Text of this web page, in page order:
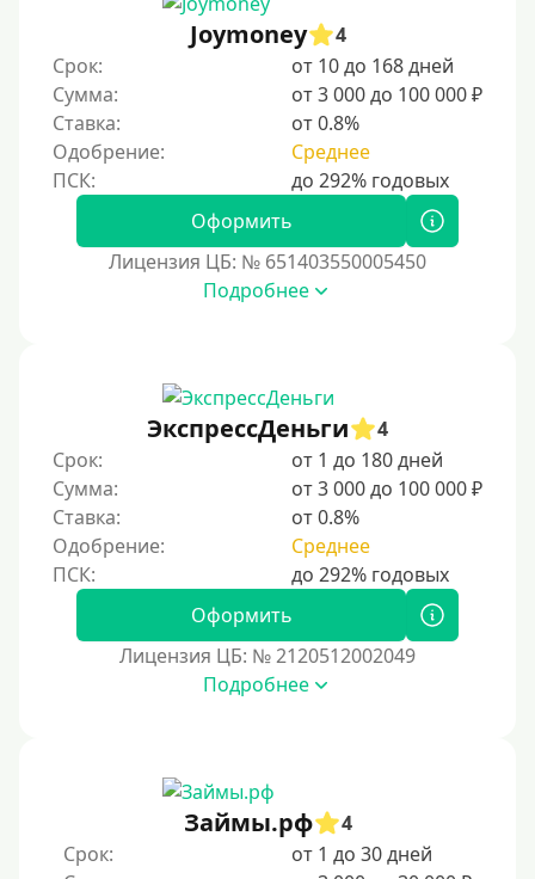
С пролонгацией (продлением)
Под высокий процент
Без комиссии
В рассрочку
С ежемесячным платежом
Бесплатно
Под низкий процент
Без процентов на 30 дней
Под 0 %
Условия
С опцией досрочного погашения
Без страховок и комиссий
Со страховкой
Без предоплат
Без электронной почты
Joymoney
4
Срок:
от 10 до 168 дней
Сумма:
от 3 000 до 100 000 ₽
Ставка:
от 0.8%
Одобрение:
Среднее
Оформить
Лицензия ЦБ: № 651403550005450
Подробнее
ЭкспрессДеньги
4
Срок:
от 1 до 180 дней
Сумма:
от 3 000 до 100 000 ₽
Ставка:
от 0.8%
Одобрение:
Среднее
Оформить
Лицензия ЦБ: № 2120512002049
Подробнее
Займы.рф
4
Срок:
от 1 до 30 дней